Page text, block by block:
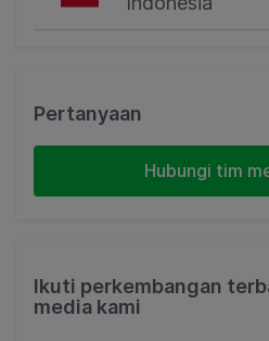
Malaysia
Indonesia
Pertanyaan
Hubungi tim
Ikuti perkembangan
media kami